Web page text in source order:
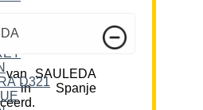
van SAULEDA
in Spanje